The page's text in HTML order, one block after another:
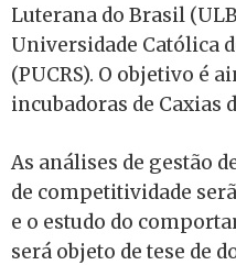
Luterana do Brasil
Universidade Católica
(PUCRS). O objetivo é
incubadoras de Caxias
As análises de gestão
de competitividade
e o estudo do
será objeto de tese de